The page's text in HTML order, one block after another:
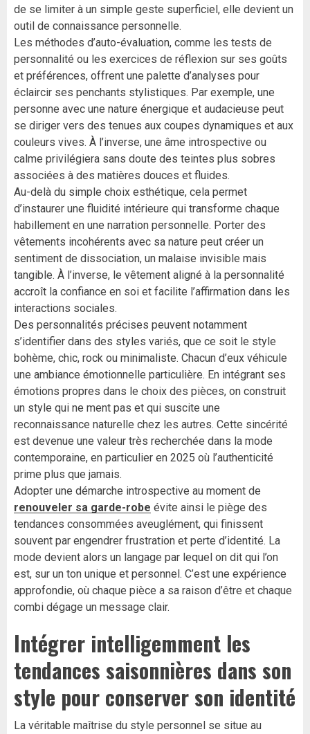
de se limiter à un simple geste superficiel, elle devient un
outil de connaissance personnelle.
Les méthodes d’auto-évaluation, comme les tests de
personnalité ou les exercices de réflexion sur ses goûts
et préférences, offrent une palette d’analyses pour
éclaircir ses penchants stylistiques. Par exemple, une
personne avec une nature énergique et audacieuse peut
se diriger vers des tenues aux coupes dynamiques et aux
couleurs vives. À l’inverse, une âme introspective ou
calme privilégiera sans doute des teintes plus sobres
associées à des matières douces et fluides.
Au-delà du simple choix esthétique, cela permet
d’instaurer une fluidité intérieure qui transforme chaque
habillement en une narration personnelle. Porter des
vêtements incohérents avec sa nature peut créer un
sentiment de dissociation, un malaise invisible mais
tangible. À l’inverse, le vêtement aligné à la personnalité
accroît la confiance en soi et facilite l’affirmation dans les
interactions sociales.
Des personnalités précises peuvent notamment
s’identifier dans des styles variés, que ce soit le style
bohème, chic, rock ou minimaliste. Chacun d’eux véhicule
une ambiance émotionnelle particulière. En intégrant ses
émotions propres dans le choix des pièces, on construit
un style qui ne ment pas et qui suscite une
reconnaissance naturelle chez les autres. Cette sincérité
est devenue une valeur très recherchée dans la mode
contemporaine, en particulier en 2025 où l’authenticité
prime plus que jamais.
Adopter une démarche introspective au moment de
renouveler sa garde-robe évite ainsi le piège des
tendances consommées aveuglément, qui finissent
souvent par engendrer frustration et perte d’identité. La
mode devient alors un langage par lequel on dit qui l’on
est, sur un ton unique et personnel. C’est une expérience
approfondie, où chaque pièce a sa raison d’être et chaque
combi dégage un message clair.
Intégrer intelligemment les
tendances saisonnières dans son
style pour conserver son identité
La véritable maîtrise du style personnel se situe au